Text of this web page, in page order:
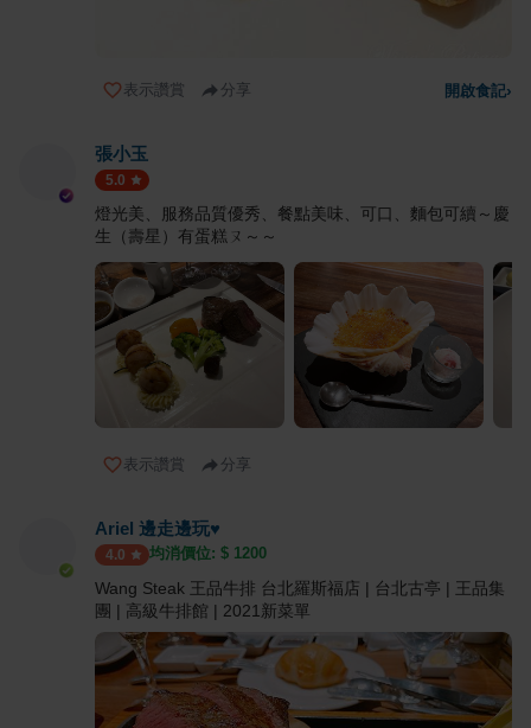
表示讚賞 分享 開啟食記›
張小玉
5.0
燈光美、服務品質優秀、餐點美味、可口、麵包可續～慶
生（壽星）有蛋糕ㄡ～～
表示讚賞 分享
Ariel 邊走邊玩♥
4.0 均消價位: $ 1200
Wang Steak 王品牛排 台北羅斯福店 | 台北古亭 | 王品集
團 | 高級牛排館 | 2021新菜單